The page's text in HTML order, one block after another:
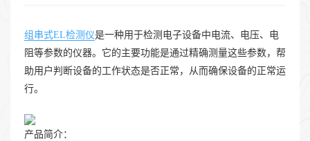
组串式EL检测仪是一种用于检测电子设备中电流、电压、电
阻等参数的仪器。它的主要功能是通过精确测量这些参数，帮
助用户判断设备的工作状态是否正常，从而确保设备的正常运
行。
产品简介：